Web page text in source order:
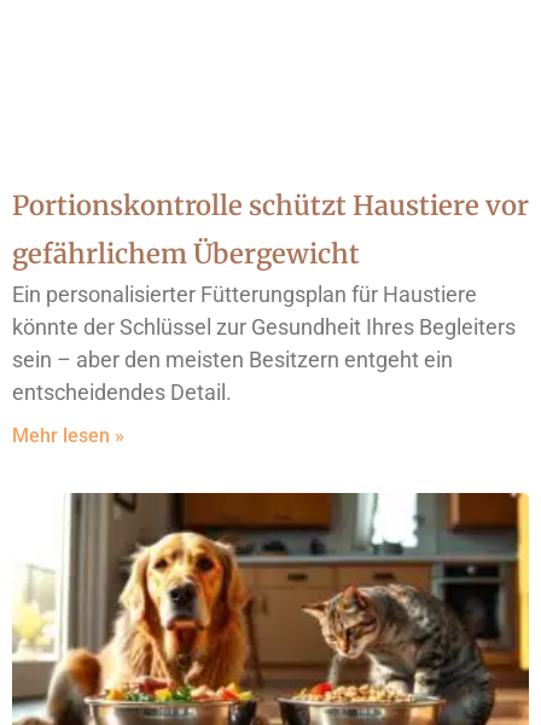
Portionskontrolle schützt Haustiere vor
gefährlichem Übergewicht
Ein personalisierter Fütterungsplan für Haustiere
könnte der Schlüssel zur Gesundheit Ihres Begleiters
sein – aber den meisten Besitzern entgeht ein
entscheidendes Detail.
Mehr lesen »